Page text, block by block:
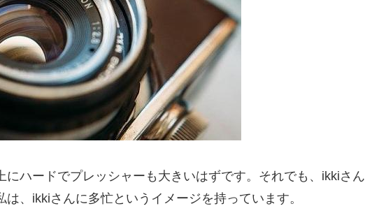
にハードでプレッシャーも大きいはずです。それでも、ikkiさん
、ikkiさんに多忙というイメージを持っています。